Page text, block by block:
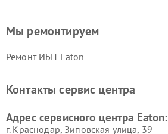
Мы ремонтируем
Ремонт ИБП Eaton
Контакты сервис центра
Адрес сервисного центра Eaton:
г. Краснодар, Зиповская улица, 39